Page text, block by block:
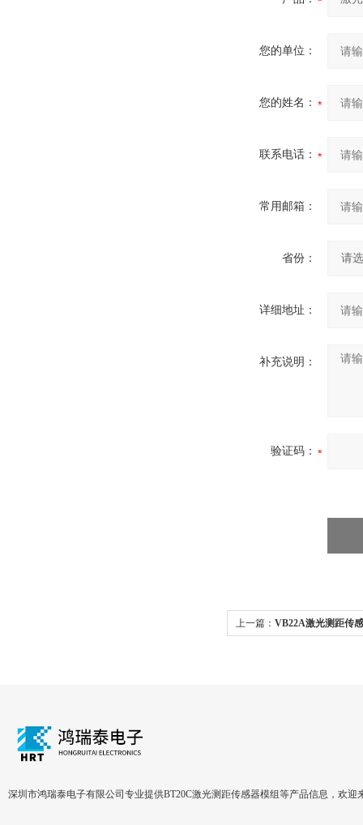
您的单位：
您的姓名：
联系电话：
常用邮箱：
省份：
详细地址：
补充说明：
验证码：
上一篇： VB22A激光测距传
深圳市鸿瑞泰电子有限公司专业提供BT20C激光测距传感器模组等产品信息，欢迎